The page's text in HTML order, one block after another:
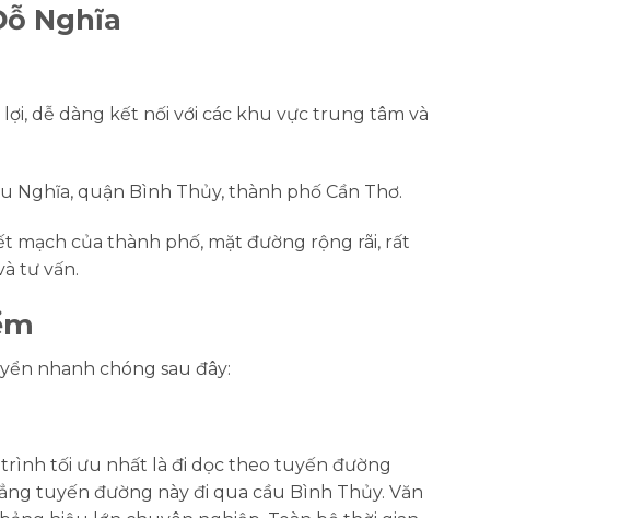
Nghĩa
dễ dàng kết nối với các khu vực trung tâm và
Nghĩa, quận Bình Thủy, thành phố Cần Thơ.
của thành phố, mặt đường rộng rãi, rất
tư vấn.
nhanh chóng sau đây:
tối ưu nhất là đi dọc theo tuyến đường
tuyến đường này đi qua cầu Bình Thủy. Văn